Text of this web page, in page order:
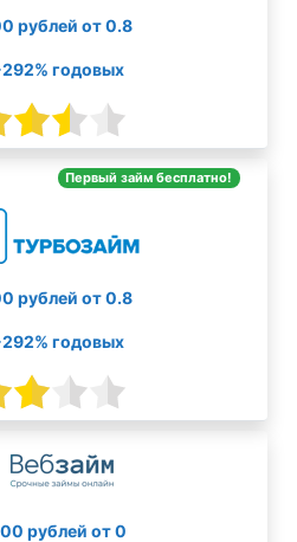
рублей от 0.8
годовых
Первый займ бесплатно!
рублей от 0.8
годовых
рублей от 0